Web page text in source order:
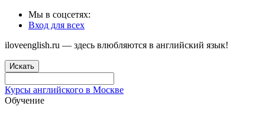
Мы в соцсетях:
Вход для всех
iloveenglish.ru — здесь влюбляются в английский язык!
Искать
Курсы английского в Москве
Обучение